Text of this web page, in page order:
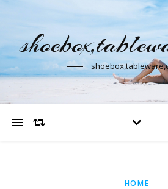
HOME